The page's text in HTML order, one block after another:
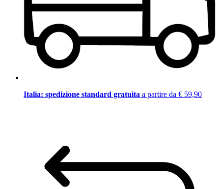
Italia: spedizione standard gratuita a partire da € 59,90